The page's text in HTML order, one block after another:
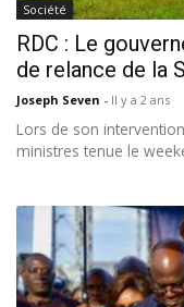
Société
RDC : Le
de relance de la
Joseph Seven - Il y a 2 ans
Lors de son
ministres tenue le